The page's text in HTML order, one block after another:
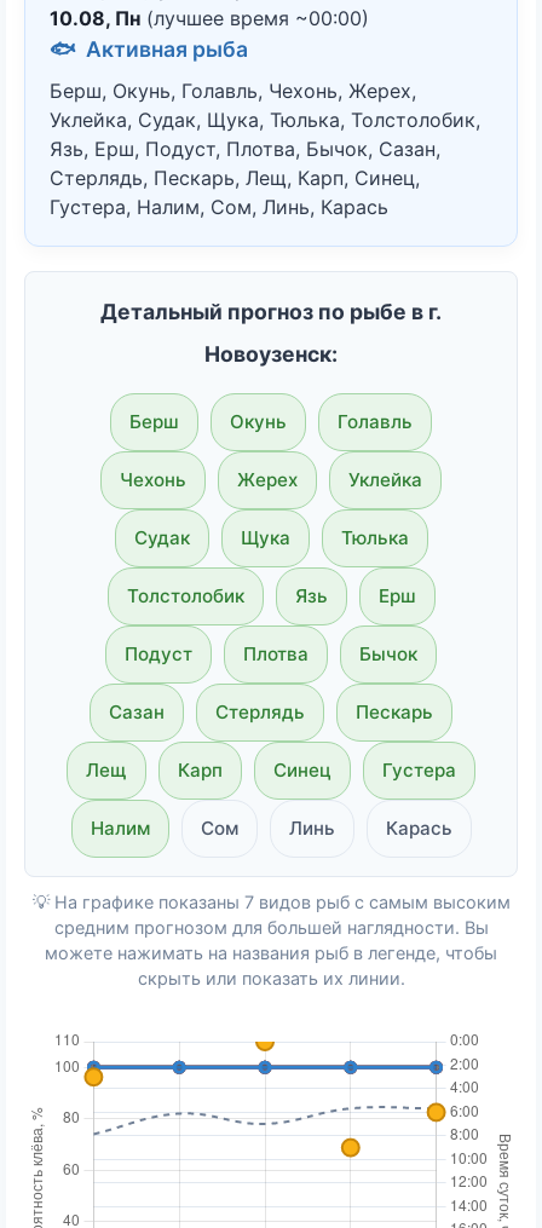
10.08, Пн (лучшее время ~00:00)
🐟 Активная рыба
Берш, Окунь, Голавль, Чехонь, Жерех,
Уклейка, Судак, Щука, Тюлька, Толстолобик,
Язь, Ерш, Подуст, Плотва, Бычок, Сазан,
Стерлядь, Пескарь, Лещ, Карп, Синец,
Густера, Налим, Сом, Линь, Карась
Детальный прогноз по рыбе в г.
Новоузенск:
Берш Окунь Голавль
Чехонь Жерех Уклейка
Судак Щука Тюлька
Толстолобик Язь Ерш
Подуст Плотва Бычок
Сазан Стерлядь Пескарь
Лещ Карп Синец Густера
Налим Сом Линь Карась
💡 На графике показаны 7 видов рыб с самым высоким
средним прогнозом для большей наглядности. Вы
можете нажимать на названия рыб в легенде, чтобы
скрыть или показать их линии.